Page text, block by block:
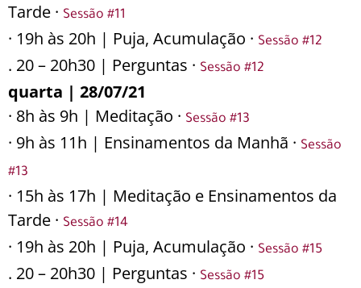
Tarde · Sessão #11
· 19h às 20h | Puja, Acumulação · Sessão #12
. 20 – 20h30 | Perguntas · Sessão #12
quarta | 28/07/21
· 8h às 9h | Meditação · Sessão #13
· 9h às 11h | Ensinamentos da Manhã · Sessão
#13
· 15h às 17h | Meditação e Ensinamentos da
Tarde · Sessão #14
· 19h às 20h | Puja, Acumulação · Sessão #15
. 20 – 20h30 | Perguntas · Sessão #15